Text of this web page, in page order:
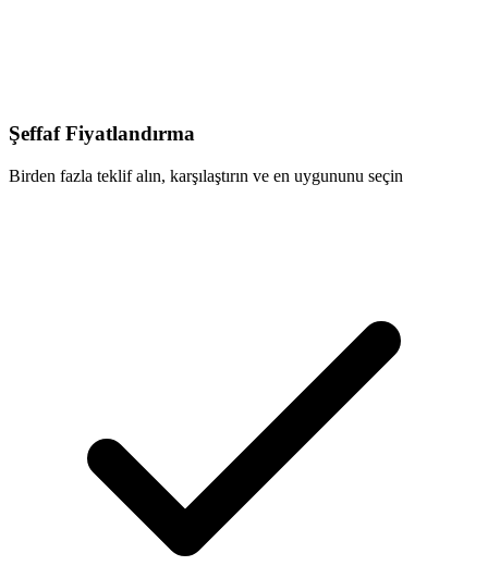
Şeffaf Fiyatlandırma
Birden fazla teklif alın, karşılaştırın ve en uygununu seçin